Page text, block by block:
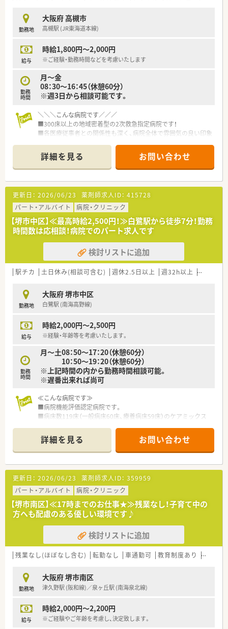
■薬剤部には30名近くの薬剤師が在籍しており、教育ノウハウ
があるためしっかりとフォローして頂ける環境が整っておりま
す。
＼＼休日や福利厚生について／／
休みを取っていただけます。（年間休日114日）
■確定拠出年金、永年勤続表彰、住宅手当や診療費補助など、福
利厚生もしっかり整っております♪
勤務地
大阪府 高槻市
高槻駅 (JR東海道本線)
給与
時給1,800円～2,000円
※ご経験・勤務時間などを考慮いたします
勤務
時間
月～金
08：30～16：45（休憩60分）
※週3日から相談可能です。
＼＼＼こんな病院です／／／
■300床以上の地域密着型の2次救急指定病院です！
■各医療従事者との関係性も深く、病院全体で雰囲気の良い印象
■若手薬剤師が多く、元気で活気ある雰囲気です♪
詳細を見る お問い合わせ
更新日： 2026/06/23 薬剤師求人ID： 415728
パート・アルバイト
病院・クリニック
【堺市中区】≪最高時給2,500円！≫白鷺駅から徒歩7分！勤務
時間数は応相談！病院でのパート求人です
検討リストに追加
駅チカ 土日休み(相談可含む) 週休2.5日以上 週32h以上 未経験可
勤務地
大阪府 堺市中区
白鷺駅 (南海高野線)
給与
時給2,000円～2,500円
※経験・年齢等を考慮いたします。
勤務
時間
月～土08：50～17：20（休憩60分）
10：50～19：20（休憩60分）
※上記時間の内から勤務時間相談可能。
※遅番出来れば尚可
≪こんな病院です≫
■病院機能評価認定病院です。
■病床数119床（一般病床60床、療養病床59床）のケアミックス
■院内調剤のため外来対応と病院業務どちらも経験を積める環
境です。
■院内保育もあるため子育て中のママさん薬剤師さんでも安心
してお預けできます。
≪業務内容≫
■病院での薬剤師業務全般
・調剤業務（入院・外来）
・薬剤情報管理
・服薬指導等
≪おすすめポイント≫
■勤務日数、曜日のご相談が可能です。
■時短勤務を希望する方も、まずはご相談ください。
■遅番勤務も出来る方は大歓迎です。
詳細を見る お問い合わせ
更新日： 2026/06/23 薬剤師求人ID： 359959
パート・アルバイト
病院・クリニック
【堺市南区】≪17時までのお仕事★≫残業なし！子育て中の
方へも配慮のある優しい環境です♪
検討リストに追加
残業なし(ほぼなし含む) 転勤なし 車通勤可 教育制度あり シフト
勤務地
大阪府 堺市南区
津久野駅 (阪和線)／泉ヶ丘駅 (南海泉北線)
給与
時給2,000円～2,200円
※ご経験やご年齢を考慮し、決定致します。